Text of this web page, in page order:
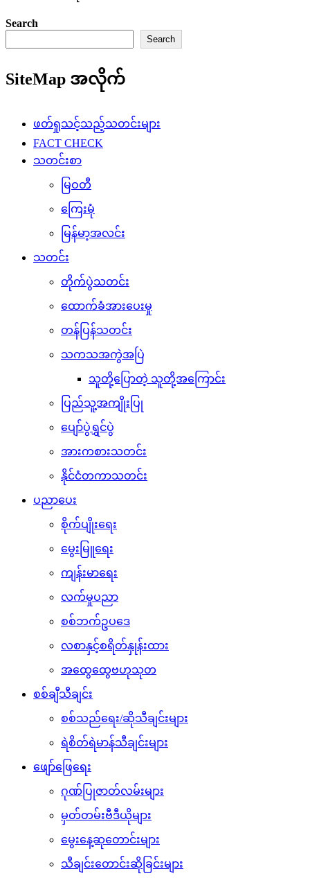
Search
Search
SiteMap အလိုက်
ဖတ်ရှုသင့်သည့်သတင်းများ
FACT CHECK
သတင်းစာ
မြဝတီ
ကြေးမုံ
မြန်မာ့အလင်း
သတင်း
တိုက်ပွဲသတင်း
ထောက်ခံအားပေးမှု
တန်ပြန်သတင်း
သကသအကွဲအပြဲ
သူတို့ပြောတဲ့ သူတို့အကြောင်း
ပြည်သူ့အကျိုးပြု
ပျော်ပွဲရွှင်ပွဲ
အားကစားသတင်း
နိုင်ငံတကာသတင်း
ပညာပေး
စိုက်ပျိုးရေး
မွေးမြူရေး
ကျန်းမာရေး
လက်မှုပညာ
စစ်ဘက်ဥပဒေ
လစာနှင့်စရိတ်နှုန်းထား
အထွေထွေဗဟုသုတ
စစ်ချီသီချင်း
စစ်သည်ရေး/ဆိုသီချင်းများ
ရဲစိတ်ရဲမာန်သီချင်းများ
ဖျော်ဖြေရေး
ဂုဏ်ပြုဇာတ်လမ်းများ
မှတ်တမ်းဗီဒီယိုများ
မွေးနေ့ဆုတောင်းများ
သီချင်းတောင်းဆိုခြင်းများ